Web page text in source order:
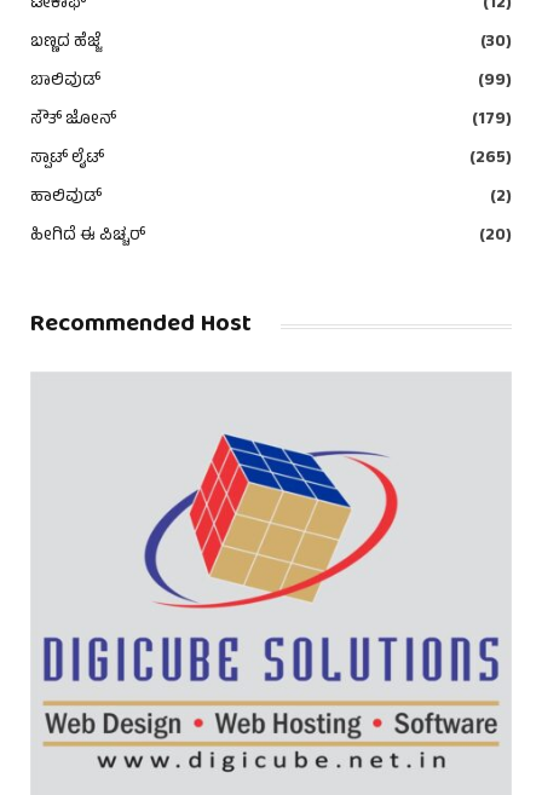
ಬಣ್ಣದ ಹೆಜ್ಜೆ
(30)
ಬಾಲಿವುಡ್
(99)
ಸೌತ್ ಜೋನ್
(179)
ಸ್ಪಾಟ್ ಲೈಟ್
(265)
ಹಾಲಿವುಡ್
(2)
ಹೀಗಿದೆ ಈ ಪಿಚ್ಚರ್
(20)
Recommended Host